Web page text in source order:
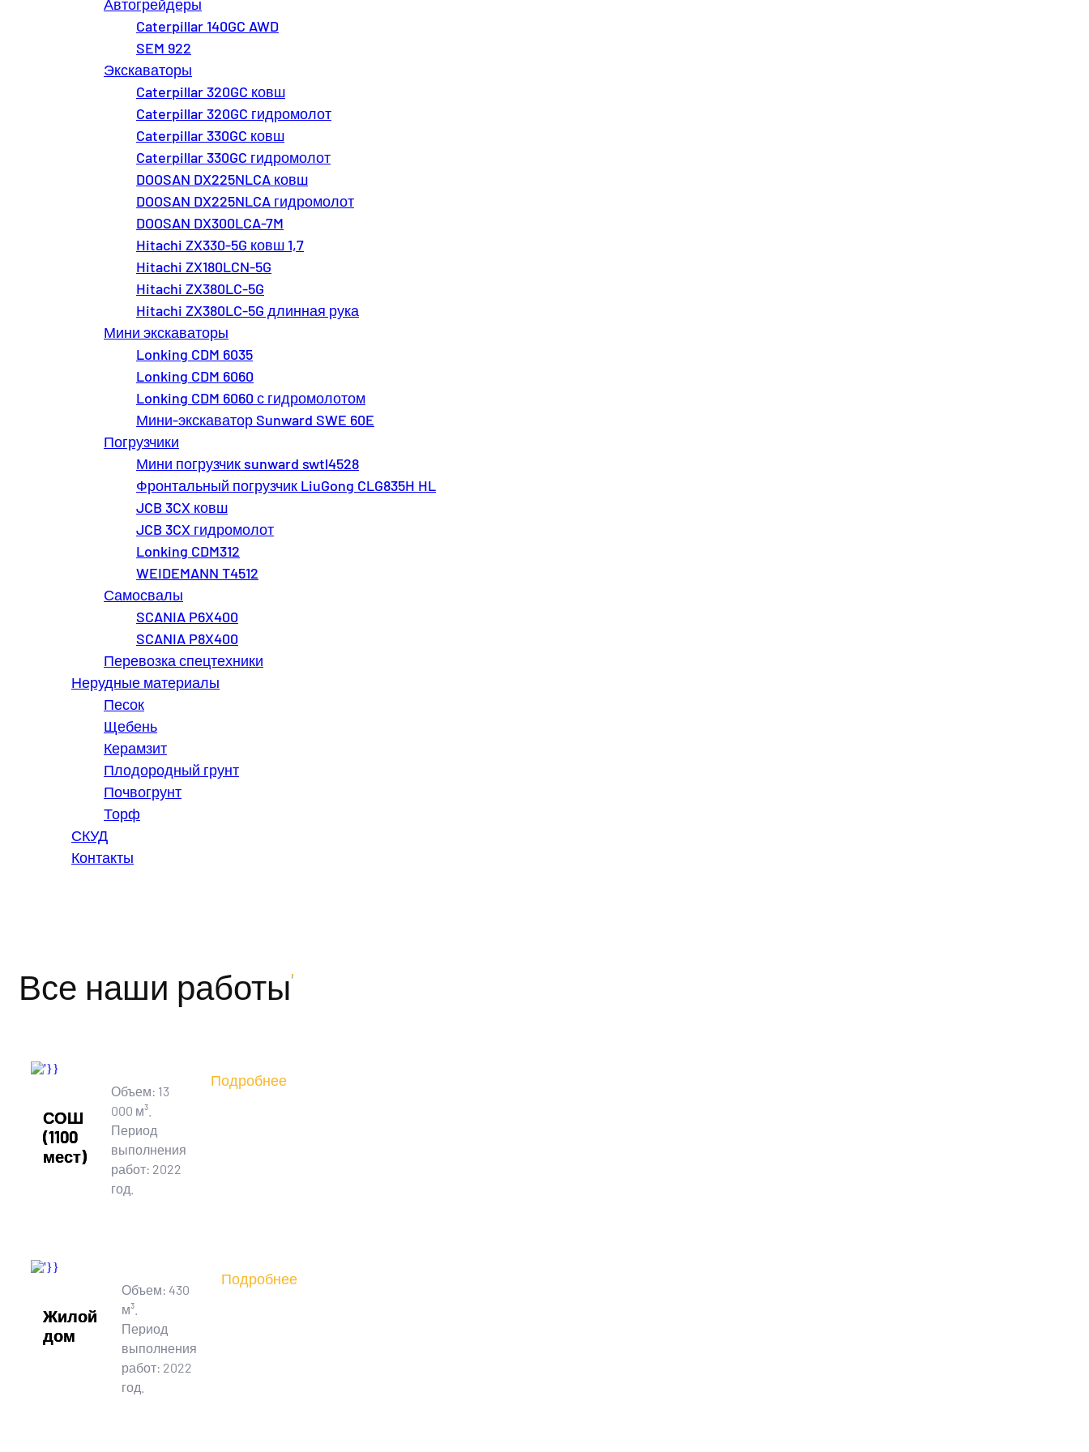
Автогрейдеры
Caterpillar 140GC AWD
SEM 922
Экскаваторы
Caterpillar 320GC ковш
Caterpillar 320GC гидромолот
Caterpillar 330GC ковш
Caterpillar 330GC гидромолот
DOOSAN DX225NLCA ковш
DOOSAN DX225NLCA гидромолот
DOOSAN DX300LCA-7M
Hitachi ZX330-5G ковш 1,7
Hitachi ZX180LCN-5G
Hitachi ZX380LC-5G
Hitachi ZX380LC-5G длинная рука
Мини экскаваторы
Lonking CDM 6035
Lonking CDM 6060
Lonking CDM 6060 с гидромолотом
Мини-экскаватор Sunward SWE 60E
Погрузчики
Мини погрузчик sunward swtl4528
Фронтальный погрузчик LiuGong CLG835H HL
JCB 3CX ковш
JCB 3CX гидромолот
Lonking CDM312
WEIDEMANN T4512
Самосвалы
SCANIA P6X400
SCANIA P8X400
Перевозка спецтехники
Нерудные материалы
Песок
Щебень
Керамзит
Плодородный грунт
Почвогрунт
Торф
СКУД
Контакты
Все наши работы
СОШ
(1100
мест)
Объем: 13
000 м³.
Период
выполнения
работ: 2022
год.
Подробнее
Жилой
дом
Объем: 430
м³.
Период
выполнения
работ: 2022
год.
Подробнее